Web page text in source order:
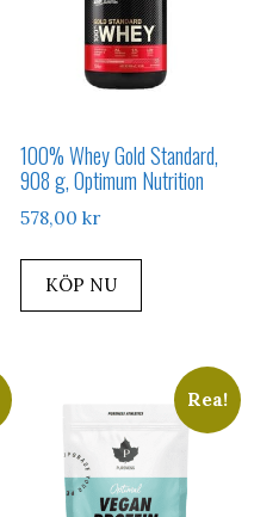
100% Whey Gold Standard,
908 g, Optimum Nutrition
578,00kr
KÖP NU
Rea!